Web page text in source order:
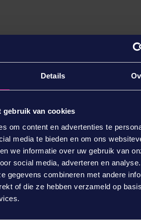
Details
gebruik van cookies
om content en advertenties te
media te bieden en om ons
we informatie over uw gebruik van
social media, adverteren en
gegevens combineren met andere
of die ze hebben verzameld op
Archiefbeheer
over al je
In één proces.​
in Corsa Workspace
en opschonen